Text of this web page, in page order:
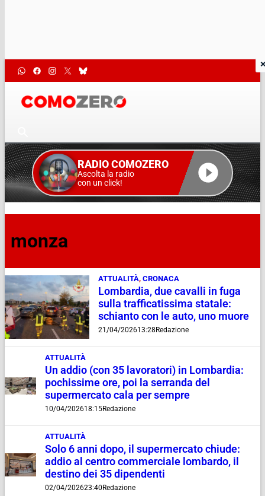
RADIO COMOZERO
Ascolta la radio
con un click!
monza
ATTUALITÀ, CRONACA
Lombardia, due cavalli in fuga
sulla trafficatissima statale:
schianto con le auto, uno muore
21/04/202613:28Redazione
ATTUALITÀ
Un addio (con 35 lavoratori) in Lombardia:
pochissime ore, poi la serranda del
supermercato cala per sempre
10/04/202618:15Redazione
ATTUALITÀ
Solo 6 anni dopo, il supermercato chiude:
addio al centro commerciale lombardo, il
destino dei 35 dipendenti
02/04/202623:40Redazione